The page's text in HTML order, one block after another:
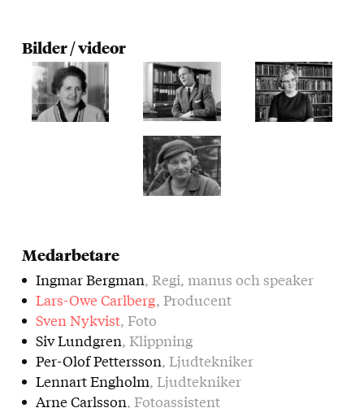
Bilder / videor
Medarbetare
Ingmar Bergman, Regi, manus och speaker
Lars-Owe Carlberg, Producent
Sven Nykvist, Foto
Siv Lundgren, Klippning
Per-Olof Pettersson, Ljudtekniker
Lennart Engholm, Ljudtekniker
Arne Carlsson, Fotoassistent